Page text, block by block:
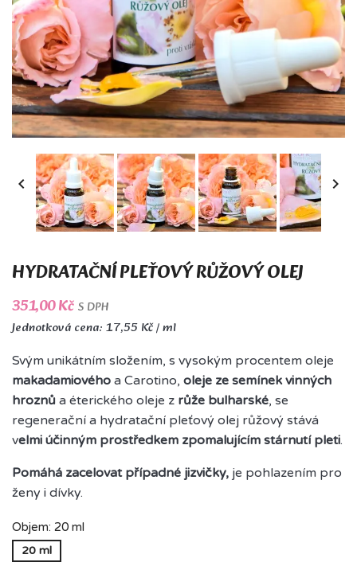
 
HYDRATAČNÍ PLEŤOVÝ RŮŽOVÝ OLEJ
351,00 Kč S DPH
Jednotková cena: 17,55 Kč / ml
Svým unikátním složením, s vysokým procentem oleje
makadamiového a Carotino, oleje ze semínek vinných
hroznů a éterického oleje z růže bulharské, se
regenerační a hydratační pleťový olej růžový stává
velmi účinným prostředkem zpomalujícím stárnutí pleti.
Pomáhá zacelovat případné jizvičky, je pohlazením pro
ženy i dívky.
Objem: 20 ml
20 ml